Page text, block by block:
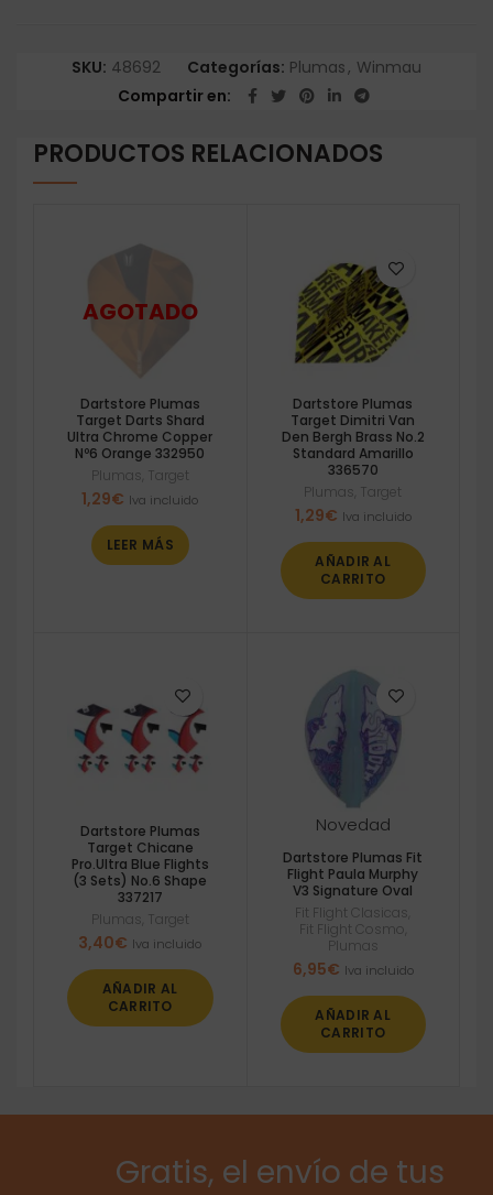
SKU: 48692 Categorías: Plumas, Winmau
Compartir en
PRODUCTOS RELACIONADOS
Dartstore Plumas
Target Darts Shard
Ultra Chrome Copper
Nº6 Orange 332950
Plumas Target
1,29€ Iva incluido
LEER MÁS
Dartstore Plumas
Target Dimitri Van
Den Bergh Brass No.2
Standard Amarillo
336570
Plumas Target
1,29€ Iva incluido
AÑADIR AL
CARRITO
Dartstore Plumas
Target Chicane
Pro.Ultra Blue Flights
(3 Sets) No.6 Shape
337217
Plumas Target
3,40€ Iva incluido
AÑADIR AL
CARRITO
Novedad
Dartstore Plumas Fit
Flight Paula Murphy
V3 Signature Oval
Fit Flight Clasicas
Fit Flight Cosmo
Plumas
6,95€ Iva incluido
AÑADIR AL
CARRITO
Gratis, el envío de tus